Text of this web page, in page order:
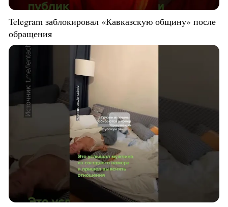
Telegram заблокировал «Кавказскую общину» после
обращения